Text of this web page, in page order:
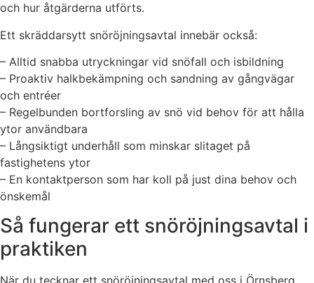
och hur åtgärderna utförts.
Ett skräddarsytt snöröjningsavtal innebär också:
– Alltid snabba utryckningar vid snöfall och isbildning
– Proaktiv halkbekämpning och sandning av gångvägar
och entréer
– Regelbunden bortforsling av snö vid behov för att hålla
ytor användbara
– Långsiktigt underhåll som minskar slitaget på
fastighetens ytor
– En kontaktperson som har koll på just dina behov och
önskemål
Så fungerar ett snöröjningsavtal i
praktiken